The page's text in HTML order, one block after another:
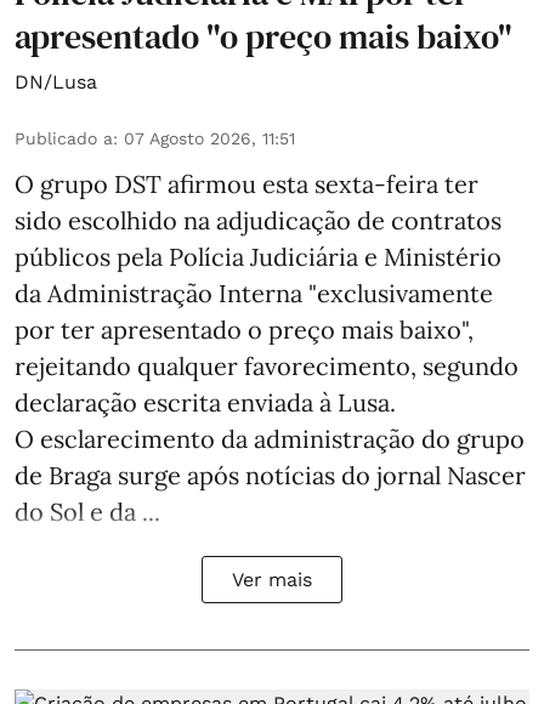
apresentado "o preço mais baixo"
DN/Lusa
Publicado a: 07 Agosto 2026, 11:51
O grupo DST afirmou esta sexta-feira ter
sido escolhido na adjudicação de contratos
públicos pela Polícia Judiciária e Ministério
da Administração Interna "exclusivamente
por ter apresentado o preço mais baixo",
rejeitando qualquer favorecimento, segundo
declaração escrita enviada à Lusa.
O esclarecimento da administração do grupo
de Braga surge após notícias do jornal Nascer
do Sol e da ...
Ver mais